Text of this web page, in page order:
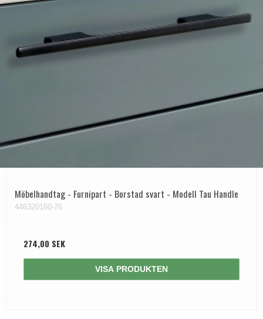
Möbelhandtag - Furnipart - Borstad svart - Modell Tau Handle
446320160-76
274,00 SEK
VISA PRODUKTEN